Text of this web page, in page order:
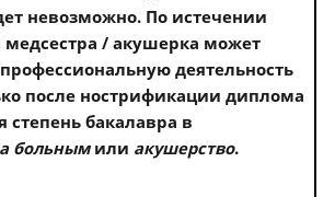
невозможно. По истечении
медсестра / акушерка может
деятельность
после нострификации диплома
степень бакалавра в
больнымили акушерство.